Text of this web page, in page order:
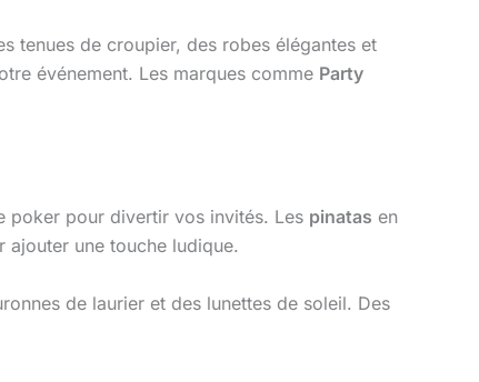
tenues de croupier, des robes élégantes et
événement. Les marques comme Party
poker pour divertir vos invités. Les pinatas en
ajouter une touche ludique.
de laurier et des lunettes de soleil. Des